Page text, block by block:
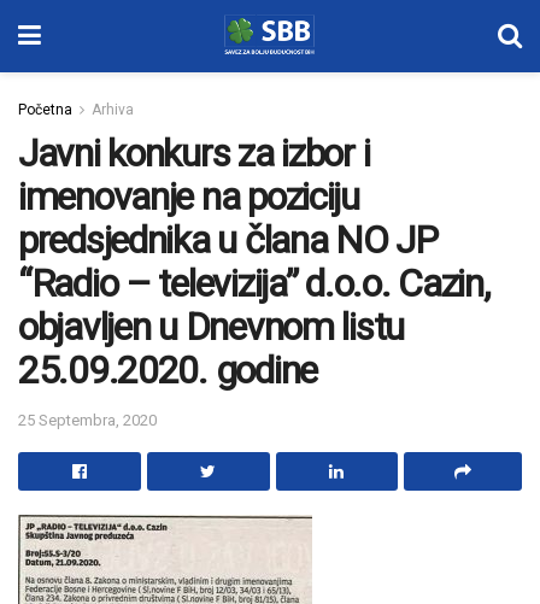
Početna Arhiva
Javni konkurs za izbor i
imenovanje na poziciju
predsjednika u člana NO JP
“Radio – televizija” d.o.o. Cazin,
objavljen u Dnevnom listu
25.09.2020. godine
25 Septembra, 2020